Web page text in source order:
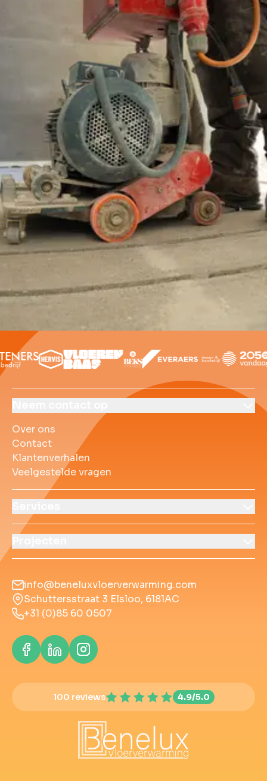
Offerte aanvragen
Contact opnemen
Klantenverhalen Veelgestelde
Over ons
Contact
Klantenverhalen
Veelgestelde vragen
info@beneluxvloerverwarming.com
Schuttersstraat 3 Elsloo, 6181AC
+31 (0)85 60 0507
100 reviews 4.9/5.0